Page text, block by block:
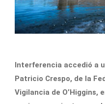
Interferencia accedió a
Patricio Crespo, de la
Vigilancia de O’Higgins,